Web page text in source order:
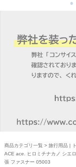
商品カテゴリ一覧 > 旅行用品 |
ACE ace. ヒロミチナカノ シエ
張 ファスナー 05003